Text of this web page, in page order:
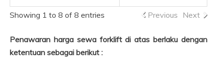
Showing 1 to 8 of 8 entries Previous Next
Penawaran harga sewa forklift di atas berlaku dengan
ketentuan sebagai berikut :